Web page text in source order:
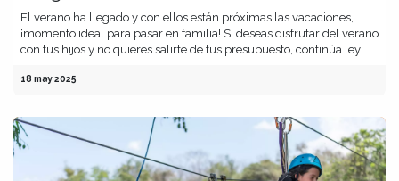
El verano ha llegado y con ellos están próximas las vacaciones,
¡momento ideal para pasar en familia! Si deseas disfrutar del verano
con tus hijos y no quieres salirte de tus presupuesto, continúa ley...
18 may 2025